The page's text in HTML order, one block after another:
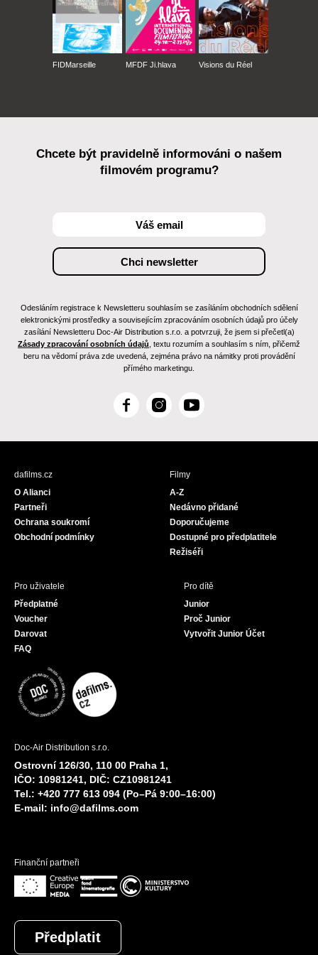
FIDMarseille MFDF Ji.hlava Visions du Réel
Chcete být pravidelně informováni o našem
filmovém programu?
Odesláním registrace k Newsletteru souhlasím se zasíláním obchodních sdělení
elektronickými prostředky a souvisejícím zpracováním osobních údajů pro účely
zasílání Newsletteru Doc-Air Distribution s.r.o. a potvrzuji, že jsem si přečetl(a)
Zásady zpracování osobních údajů , textu rozumím a souhlasím s ním, přičemž
beru na vědomí práva zde uvedená, zejména právo na námitky proti provádění
přímého marketingu.
F
c
I
s
Y
u
dafilms.cz
O Alianci
Partneři
Ochrana soukromí
Obchodní podmínky
Filmy
A-Z
Nedávno přidané
Doporučujeme
Dostupné pro předplatitele
Režiséři
Pro uživatele
Předplatné
Voucher
Darovat
FAQ
Pro dítě
Junior
Proč Junior
Vytvořit Junior Účet
Doc-Air Distribution s.r.o.
Ostrovní 126/30, 110 00 Praha 1,
IČO: 10981241, DIČ: CZ10981241
Tel.: +420 777 613 094 (Po–Pá 9:00–16:00)
E-mail: info@dafilms.com
Finanční partneři
Předplatit